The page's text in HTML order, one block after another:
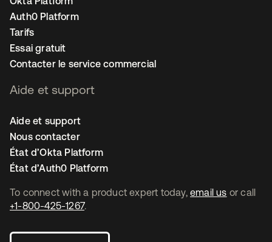
To connect with a product expert today, email us or call
+1-800-425-1267.
Auth0 Platform
Tarifs
Essai gratuit
Contacter le service commercial
Aide et support
Aide et support
Nous contacter
État d’Okta Platform
État d’Auth0 Platform